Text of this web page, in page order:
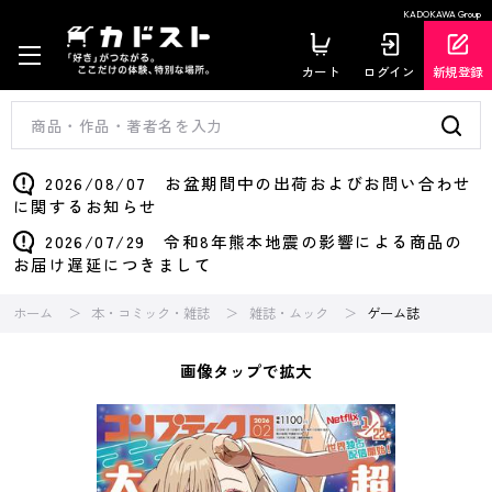
KADOKAWA Group
カート ログイン 新規登録
2026/08/07 お盆期間中の出荷およびお問い合わせ
に関するお知らせ
2026/07/29 令和8年熊本地震の影響による商品の
お届け遅延につきまして
ホーム 本・コミック・雑誌 雑誌・ムック ゲーム誌
画像タップで拡大